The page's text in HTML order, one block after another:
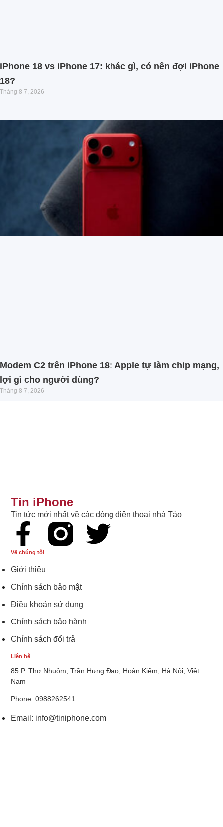
iPhone 18 vs iPhone 17: khác gì, có nên đợi iPhone
18?
Tháng 8 7, 2026
Modem C2 trên iPhone 18: Apple tự làm chip mạng,
lợi gì cho người dùng?
Tháng 8 7, 2026
Tin iPhone
Tin tức mới nhất về các dòng điện thoại nhà Táo
Liên hệ
85 P. Thợ Nhuộm, Trần Hưng Đạo, Hoàn Kiếm, Hà Nội, Việt
Nam
Phone: 0988262541
Email: info@tiniphone.com
Về chúng tôi
Giới thiệu
Chính sách bảo mật
Điều khoản sử dụng
Chính sách bảo hành
Chính sách đổi trả